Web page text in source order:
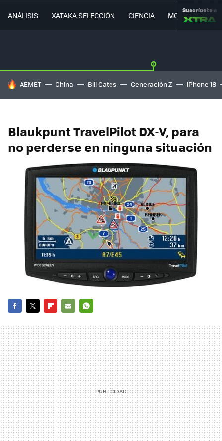
ANÁLISIS XATAKA SELECCIÓN CIENCIA MOVILIDAD
Suscríbete a
HOY SE HABLA DE
AEMET China Bill Gates Generación Z iPhone 18
Blaukpunt TravelPilot DX-V, para
no perderse en ninguna situación
MAIL